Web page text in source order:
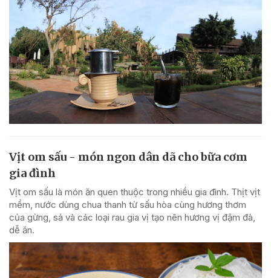
Vịt om sấu - món ngon dân dã cho bữa cơm
gia đình
Vịt om sấu là món ăn quen thuộc trong nhiều gia đình. Thịt vịt
mềm, nước dùng chua thanh từ sấu hòa cùng hương thơm
của gừng, sả và các loại rau gia vị tạo nên hương vị đậm đà,
dễ ăn.